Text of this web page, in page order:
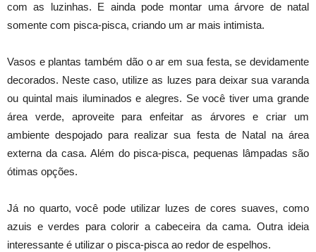
com as luzinhas. E ainda pode montar uma árvore de natal
somente com pisca-pisca, criando um ar mais intimista.
Vasos e plantas também dão o ar em sua festa, se devidamente
decorados. Neste caso, utilize as luzes para deixar sua varanda
ou quintal mais iluminados e alegres. Se você tiver uma grande
área verde, aproveite para enfeitar as árvores e criar um
ambiente despojado para realizar sua festa de Natal na área
externa da casa. Além do pisca-pisca, pequenas lâmpadas são
ótimas opções.
Já no quarto, você pode utilizar luzes de cores suaves, como
azuis e verdes para colorir a cabeceira da cama. Outra ideia
interessante é utilizar o pisca-pisca ao redor de espelhos.